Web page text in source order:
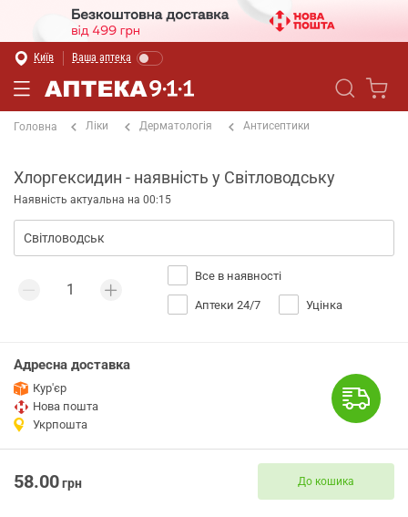
Київ Ваша аптека
Головна Ліки Дерматологія Антисептики
Хлоргексидин - наявність у Світловодську
Наявність актуальна на 00:15
Все в наявності
Аптеки 24/7 Уцінка
Адресна доставка
Кур'єр
Нова пошта
Укрпошта
58.00грн До кошика